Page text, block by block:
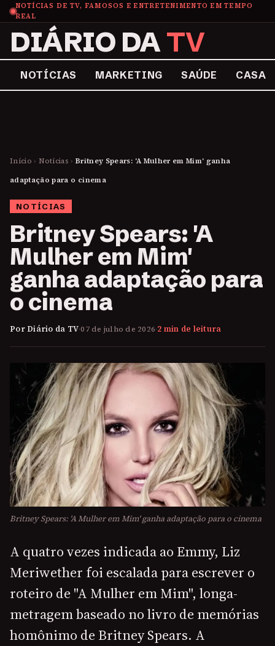
NOTÍCIAS DE TV, FAMOSOS E ENTRETENIMENTO EM TEMPO
REAL
DIÁRIO DATV
NOTÍCIAS MARKETING SAÚDE CASA
Início › Notícias › Britney Spears: 'A Mulher em Mim' ganha
adaptação para o cinema
NOTÍCIAS
Britney Spears: 'A
Mulher em Mim'
ganha adaptação para
o cinema
Por Diário da TV·07 de julho de 2026·2 min de leitura
Britney Spears: 'A Mulher em Mim' ganha adaptação para o cinema
A quatro vezes indicada ao Emmy, Liz
Meriwether foi escalada para escrever o
roteiro de "A Mulher em Mim", longa-
metragem baseado no livro de memórias
homônimo de Britney Spears. A